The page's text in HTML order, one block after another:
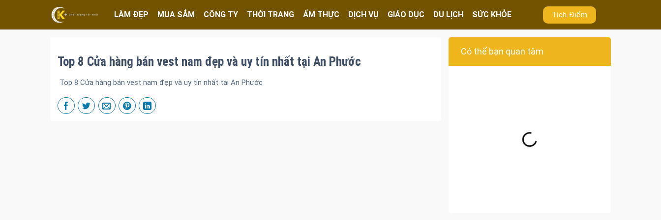
LÀM ĐẸP MUA SẮM CÔNG TY THỜI TRANG ẨM THỰC DỊCH VỤ GIÁO DỤC DU LỊCH SỨC KHỎE Tích Điểm
Top 8 Cửa hàng bán vest nam đẹp và uy tín nhất tại An Phước
Top 8 Cửa hàng bán vest nam đẹp và uy tín nhất tại An Phước
Có thể bạn quan tâm